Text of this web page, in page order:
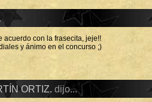
acuerdo con la frasecita, jeje!!
y ánimo en el concurso ;)
ORTIZ. dijo...